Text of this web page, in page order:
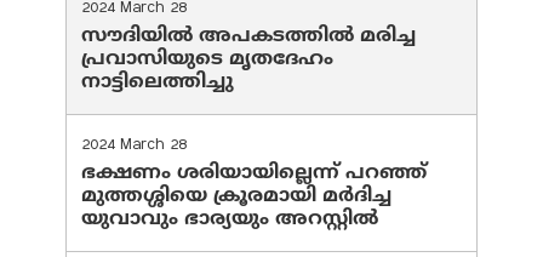
2024 March 28
സൗദിയില്‍ അപകടത്തില്‍ മരിച്ച
പ്രവാസിയുടെ മൃതദേഹം
നാട്ടിലെത്തിച്ചു
2024 March 28
ഭക്ഷണം ശരിയായില്ലെന്ന് പറഞ്ഞ്
മുത്തശ്ശിയെ ക്രൂരമായി മര്‍ദിച്ച
യുവാവും ഭാര്യയും അറസ്റ്റില്‍